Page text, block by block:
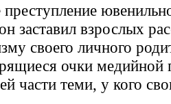
заставил взрослых
своего личного
очки медийной
части теми, у кого